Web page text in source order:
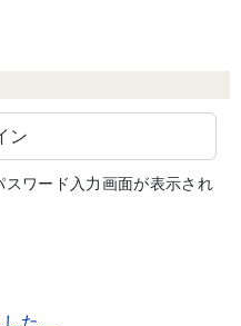
ン
ワード入力画面が表示され
た。